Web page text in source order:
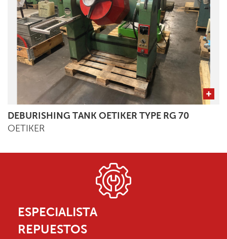
DEBURISHING TANK OETIKER TYPE RG 70
OETIKER
ESPECIALISTA
REPUESTOS